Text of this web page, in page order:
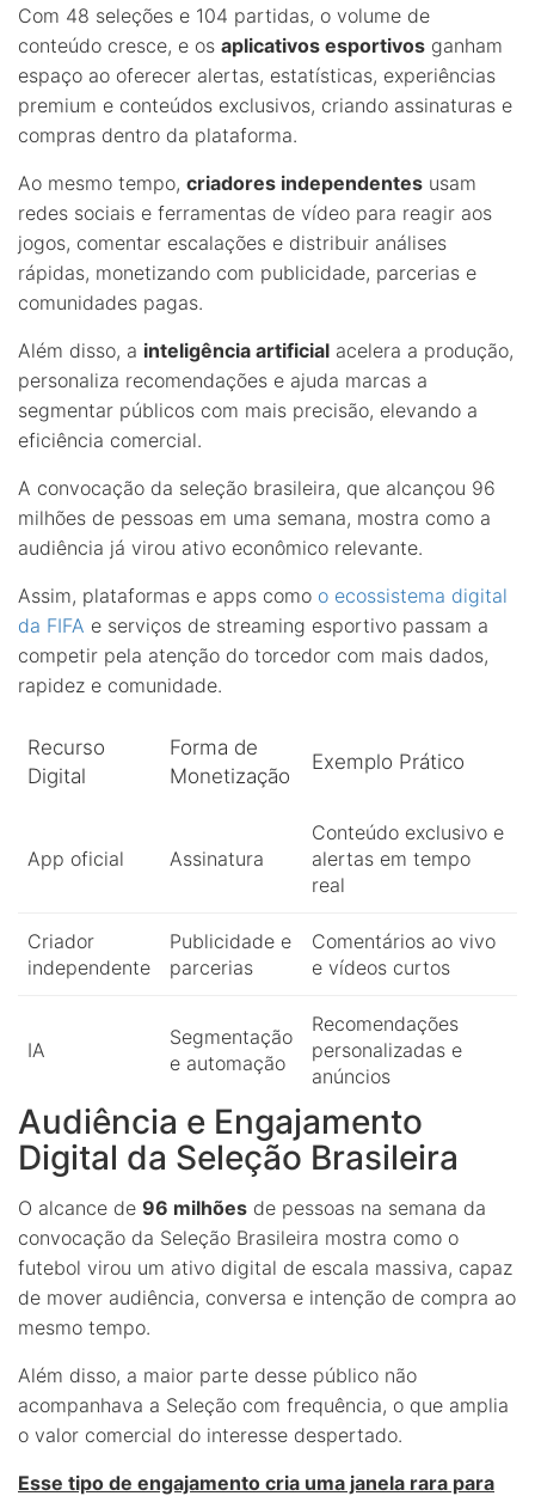
Com 48 seleções e 104 partidas, o volume de
conteúdo cresce, e os aplicativos esportivos ganham
espaço ao oferecer alertas, estatísticas, experiências
premium e conteúdos exclusivos, criando assinaturas e
compras dentro da plataforma.
Ao mesmo tempo, criadores independentes usam
redes sociais e ferramentas de vídeo para reagir aos
jogos, comentar escalações e distribuir análises
rápidas, monetizando com publicidade, parcerias e
comunidades pagas.
Além disso, a inteligência artificial acelera a produção,
personaliza recomendações e ajuda marcas a
segmentar públicos com mais precisão, elevando a
eficiência comercial.
A convocação da seleção brasileira, que alcançou 96
milhões de pessoas em uma semana, mostra como a
audiência já virou ativo econômico relevante.
Assim, plataformas e apps como o ecossistema digital
da FIFA e serviços de streaming esportivo passam a
competir pela atenção do torcedor com mais dados,
rapidez e comunidade.
Recurso
Digital
Forma de
Monetização
Exemplo Prático
App oficial Assinatura
Conteúdo exclusivo e
alertas em tempo
real
Criador
independente
Publicidade e
parcerias
Comentários ao vivo
e vídeos curtos
IA
Segmentação
e automação
Recomendações
personalizadas e
anúncios
Audiência e Engajamento
Digital da Seleção Brasileira
O alcance de 96 milhões de pessoas na semana da
convocação da Seleção Brasileira mostra como o
futebol virou um ativo digital de escala massiva, capaz
de mover audiência, conversa e intenção de compra ao
mesmo tempo.
Além disso, a maior parte desse público não
acompanhava a Seleção com frequência, o que amplia
o valor comercial do interesse despertado.
Esse tipo de engajamento cria uma janela rara para